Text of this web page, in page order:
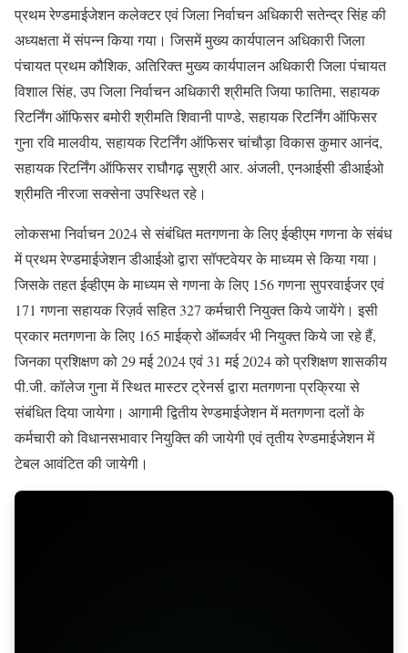
प्रथम रेण्‍डमाईजेशन कलेक्‍टर एवं जिला निर्वाचन अधिकारी सतेन्‍द्र सिंह की
अध्‍यक्षता में संपन्‍न किया गया। जिसमें मुख्‍य कार्यपालन अधिकारी जिला
पंचायत प्रथम कौशिक, अतिरिक्‍त मुख्‍य कार्यपालन अधिकारी जिला पंचायत
विशाल सिंह, उप जिला निर्वाचन अधिकारी श्रीमति जिया फातिमा, सहायक
रिटर्निंग ऑफिसर बमोरी श्रीमति शिवानी पाण्‍डे, सहायक रिटर्निंग ऑफिसर
गुना रवि मालवीय, सहायक रिटर्निंग ऑफिसर चांचौड़ा विकास कुमार आनंद,
सहायक रिटर्निंग ऑफिसर राघौगढ़ सुश्री आर. अंजली, एनआईसी डीआईओ
श्रीमति नीरजा सक्‍सेना उपस्थित रहे।
लोकसभा निर्वाचन 2024 से संबंधित मतगणना के लिए ईव्‍हीएम गणना के संबंध
में प्रथम रेण्‍डमाईजेशन डीआईओ द्वारा सॉफ्टवेयर के माध्‍यम से किया गया।
जिसके तहत ईव्‍हीएम के माध्‍यम से गणना के लिए 156 गणना सुपरवाईजर एवं
171 गणना सहायक रिज़र्व सहित 327 कर्मचारी नियुक्‍त किये जायेंगे। इसी
प्रकार मतगणना के लिए 165 माईक्रो ऑब्‍जर्वर भी नियुक्‍त किये जा रहे हैं,
जिनका प्रशिक्षण को 29 मई 2024 एवं 31 मई 2024 को प्रशिक्षण शासकीय
पी.जी. कॉलेज गुना में स्थित मास्‍टर ट्रेनर्स द्वारा मतगणना प्रक्रिया से
संबंधित दिया जायेगा। आगामी द्वितीय रेण्‍डमाईजेशन में मतगणना दलों के
कर्मचारी को विधानसभावार नियुक्ति की जायेगी एवं तृतीय रेण्‍डमाईजेशन में
टेबल आवंटित की जायेगी।